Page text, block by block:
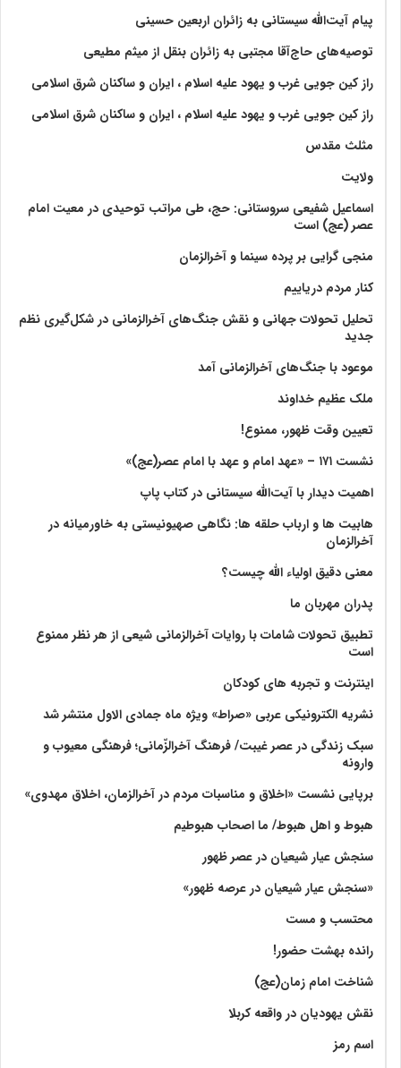
پیام آیت‌الله سیستانی به زائران اربعین حسینی
توصیه‌های حاج‌آقا مجتبی به زائران بنقل از میثم مطیعی
راز کین جویی غرب و یهود علیه اسلام ، ایران و ساکنان شرق اسلامی
راز کین جویی غرب و یهود علیه اسلام ، ایران و ساکنان شرق اسلامی
مثلث مقدس
ولايت‏
اسماعیل شفیعی سروستانی: حج، طی مراتب توحیدی در معیت امام
عصر (عج) است
منجی گرایی بر پرده سینما و آخرالزمان
کنار مردم دریاییم
تحلیل تحولات جهانی و نقش جنگ‌های آخرالزمانی در شکل‌گیری نظم
جدید
موعود با جنگ‌های آخرالزمانی آمد
ملک عظیم خداوند
تعیین وقت ظهور، ممنوع!
نشست ۱۷۱ – «عهد امام و عهد با امام عصر(عج)»
اهمیت دیدار با آیت‌الله سیستانی در کتاب پاپ
هابیت ها و ارباب حلقه ها: نگاهی صهیونیستی به خاورمیانه در
آخرالزمان
معنی دقیق اولیاء الله چیست؟
پدران مهربان ما
تطبیق تحولات شامات با روایات آخرالزمانی شیعی از هر نظر ممنوع
است
اینترنت و تجربه های کودکان
نشریه الکترونیکی عربی «صراط» ویژه ماه جمادی الاول منتشر شد
سبک زندگی در عصر غیبت/ فرهنگ آخرالزّمانی؛ فرهنگی معیوب و
وارونه
برپایی نشست «اخلاق و مناسبات مردم در آخرالزمان، اخلاق مهدوی»
هبوط و اهل هبوط/ ما اصحاب هبوطیم
سنجش عیار شیعیان در عصر ظهور
«سنجش عیار شیعیان در عرصه ظهور»
محتسب و مست
رانده بهشت‌ حضور!
شناخت امام زمان(عج)
نقش یهودیان در واقعه کربلا
اسم رمز